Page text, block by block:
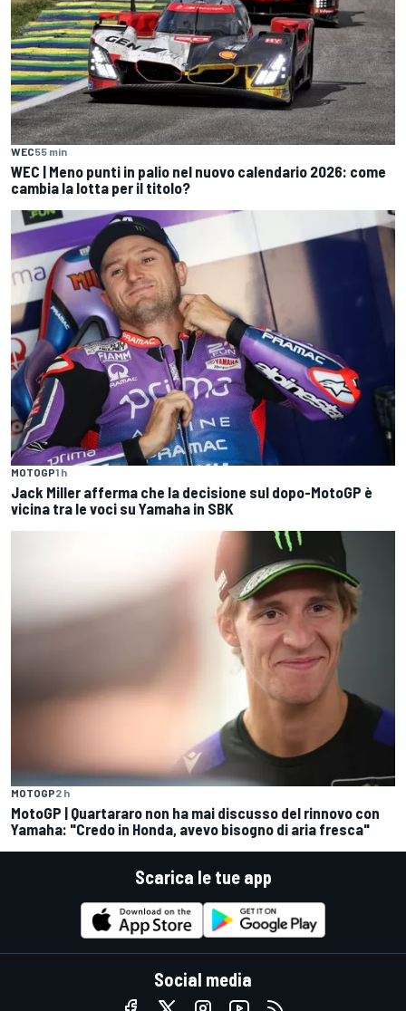
WEC55 min
WEC | Meno punti in palio nel nuovo calendario 2026: come
cambia la lotta per il titolo?
MOTOGP1 h
Jack Miller afferma che la decisione sul dopo-MotoGP è
vicina tra le voci su Yamaha in SBK
MOTOGP2 h
MotoGP | Quartararo non ha mai discusso del rinnovo con
Yamaha: "Credo in Honda, avevo bisogno di aria fresca"
Scarica le tue app
Social media